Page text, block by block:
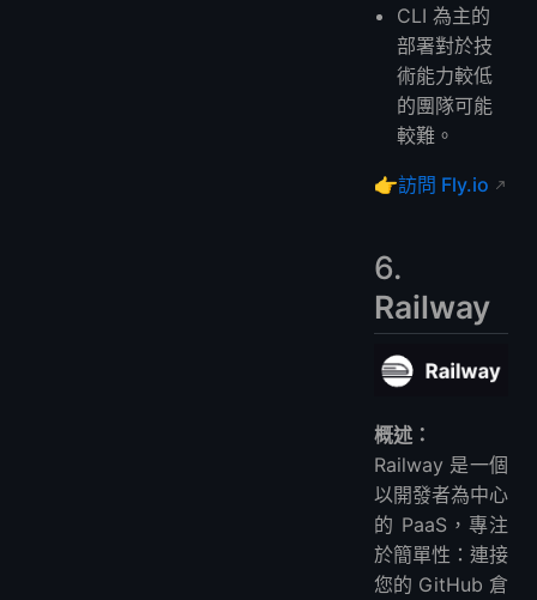
CLI 為主的
部署對於技
術能力較低
的團隊可能
較難。
👉訪問 Fly.io
6.
Railway
概述：
Railway 是一個
以開發者為中心
的 PaaS，專注
於簡單性：連接
您的 GitHub 倉